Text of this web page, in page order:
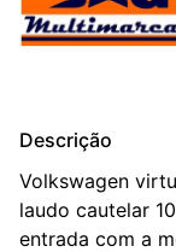
Descrição
Volkswagen
laudo cautelar
entrada com a